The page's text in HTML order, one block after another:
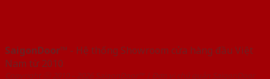
SaigonDoor™ - Hệ thống Showroom cửa hàng đầu Việt
Nam từ 2010
Copyright ⓒ 2010 – 2026 SaigonDoor™ | Đơn vị chủ quản SaigonDoor